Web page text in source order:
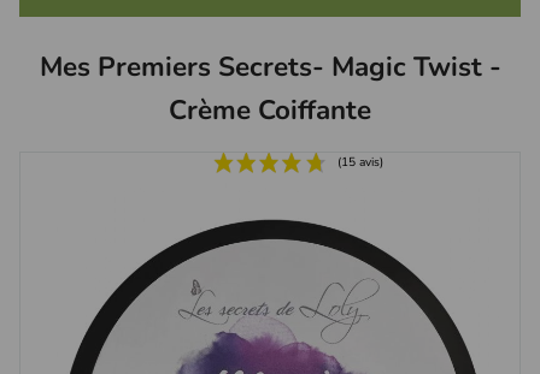
Mes Premiers Secrets- Magic Twist -
Crème Coiffante